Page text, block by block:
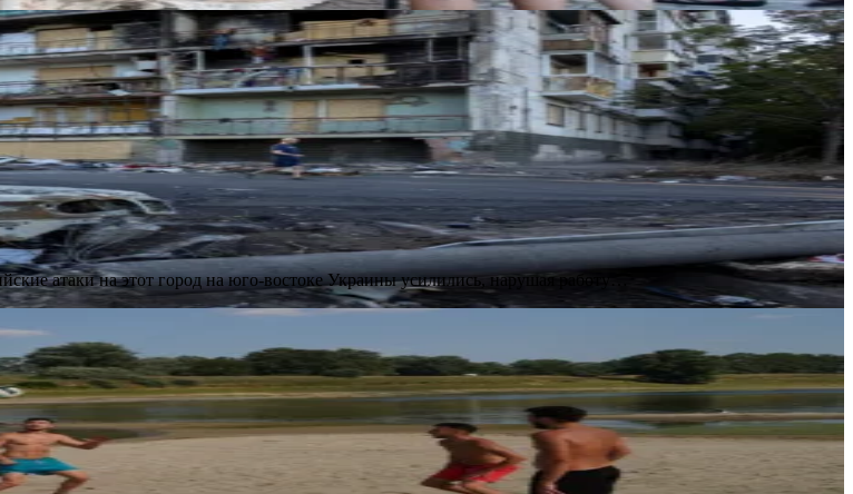
атаки на этот город на юго-востоке Украины усилились, нарушая работу…